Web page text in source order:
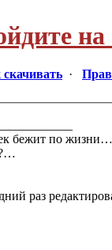
на
·
бежит по
раз